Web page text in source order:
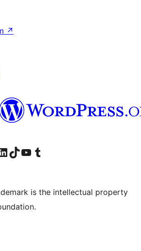
↗
Facebook
account Instagram
il nostro account LinkedIn
Visita il nostro account TikTok
Visita il nostro canale YouTube
Visita il nostro account Tumblr
is the intellectual property